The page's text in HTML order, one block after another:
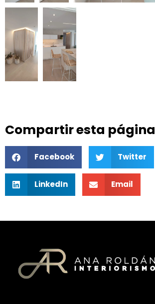
Compartir esta página
Facebook Twitter
LinkedIn Email